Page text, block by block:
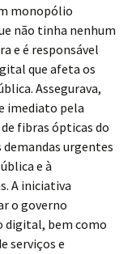
monopólio
não tinha nenhum
e é responsável
que afeta os
Assegurava,
imediato pela
fibras ópticas do
urgentes
e à
A iniciativa
o governo
digital, bem como
serviços e